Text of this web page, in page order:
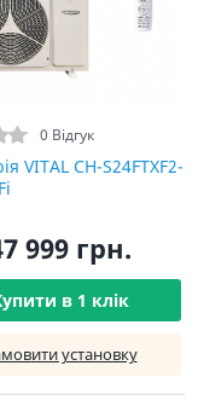
0 Відгук
VITAL CH-S24FTXF2-
999 грн.
в 1 клік
установку